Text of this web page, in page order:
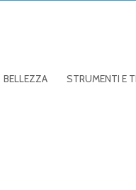
BELLEZZA STRUMENTI E